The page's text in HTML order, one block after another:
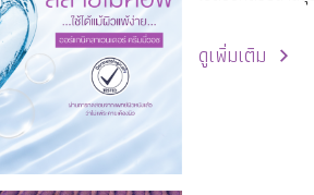
ดูเพิ่มเติม